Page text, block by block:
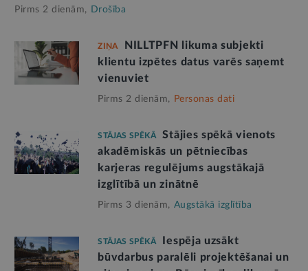
Pirms 2 dienām, Drošība
ZIŅA
NILLTPFN likuma subjekti
klientu izpētes datus varēs saņemt
vienuviet
Pirms 2 dienām, Personas dati
STĀJAS SPĒKĀ
Stājies spēkā vienots
akadēmiskās un pētniecības
karjeras regulējums augstākajā
izglītībā un zinātnē
Pirms 3 dienām, Augstākā izglītība
STĀJAS SPĒKĀ
Iespēja uzsākt
būvdarbus paralēli projektēšanai un